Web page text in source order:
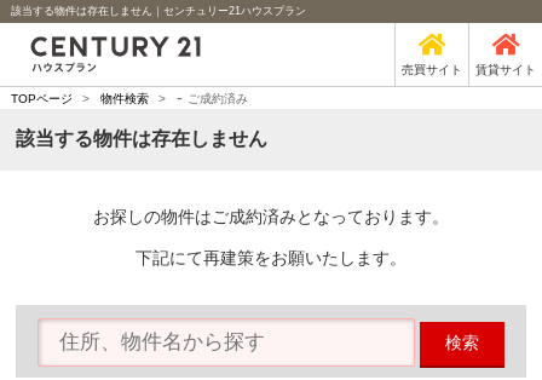
該当する物件は存在しません｜センチュリー21ハウスプラン
売買サイト 賃貸サイト
TOPページ > 物件検索 > - ご成約済み
該当する物件は存在しません
お探しの物件はご成約済みとなっております。
下記にて再建策をお願いたします。
検索